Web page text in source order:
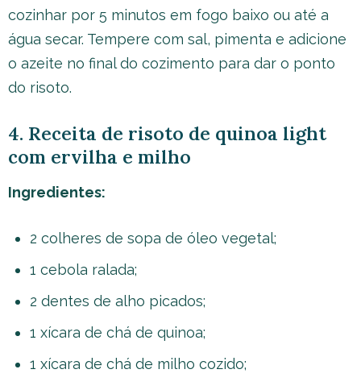
cozinhar por 5 minutos em fogo baixo ou até a
água secar. Tempere com sal, pimenta e adicione
o azeite no final do cozimento para dar o ponto
do risoto.
4. Receita de risoto de quinoa light
com ervilha e milho
Ingredientes:
2 colheres de sopa de óleo vegetal;
1 cebola ralada;
2 dentes de alho picados;
1 xícara de chá de quinoa;
1 xícara de chá de milho cozido;